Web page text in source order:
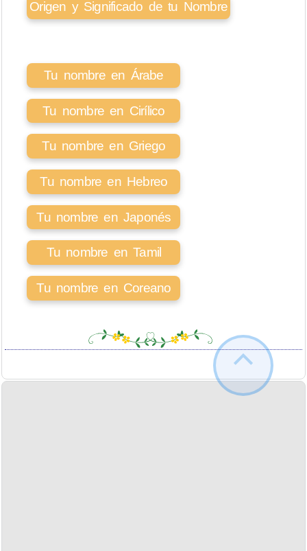
Origen y Significado de tu Nombre
Tu nombre en Árabe
Tu nombre en Cirílico
Tu nombre en Griego
Tu nombre en Hebreo
Tu nombre en Japonés
Tu nombre en Tamil
Tu nombre en Coreano